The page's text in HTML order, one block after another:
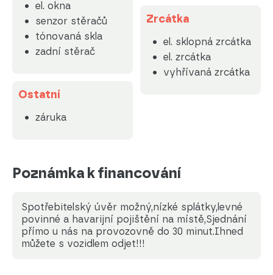
el. okna
senzor stěračů
tónovaná skla
zadní stěrač
Ostatní
záruka
Zrcátka
el. sklopná zrcátka
el. zrcátka
vyhřívaná zrcátka
Poznámka k financování
Spotřebitelský úvěr možný,nízké splátky,levné
povinné a havarijní pojištění na místě,Sjednání
přímo u nás na provozovně do 30 minut.Ihned
můžete s vozidlem odjet!!!